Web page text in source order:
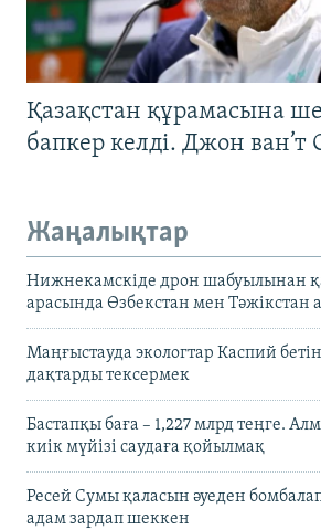
Қазақстан құрамасына
бапкер келді. Джон ван’т
Жаңалықтар
Нижнекамскіде дрон шабуылынан
арасында Өзбекстан мен Тәжікстан
Маңғыстауда экологтар Каспий
дақтарды тексермек
Бастапқы баға – 1,227 млрд теңге.
киік мүйізі саудаға қойылмақ
Ресей Сумы қаласын әуеден
адам зардап шеккен